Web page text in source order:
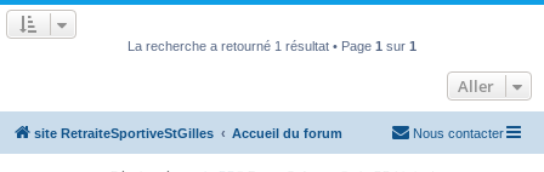
r
La recherche a retourné 1 résultat • Page 1 sur 1
Aller
site RetraiteSportiveStGilles Accueil du forum Nous contacter